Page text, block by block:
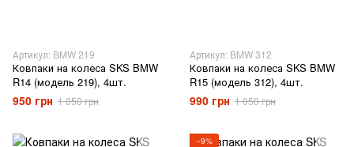
Артикул: BMW 219
Ковпаки на колеса SKS BMW
R14 (модель 219), 4шт.
950 грн 1 050 грн
Артикул: BMW 312
Ковпаки на колеса SKS BMW
R15 (модель 312), 4шт.
990 грн 1 050 грн
−9%